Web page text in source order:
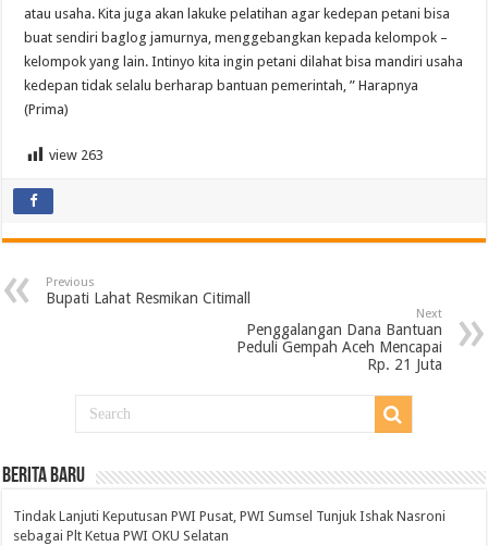
atau usaha. Kita juga akan lakuke pelatihan agar kedepan petani bisa
buat sendiri baglog jamurnya, menggebangkan kepada kelompok –
kelompok yang lain. Intinyo kita ingin petani dilahat bisa mandiri usaha
kedepan tidak selalu berharap bantuan pemerintah, ” Harapnya
(Prima)
view 263
Previous
Bupati Lahat Resmikan Citimall
Next
Penggalangan Dana Bantuan
Peduli Gempah Aceh Mencapai
Rp. 21 Juta
BERITA BARU
Tindak Lanjuti Keputusan PWI Pusat, PWI Sumsel Tunjuk Ishak Nasroni
sebagai Plt Ketua PWI OKU Selatan